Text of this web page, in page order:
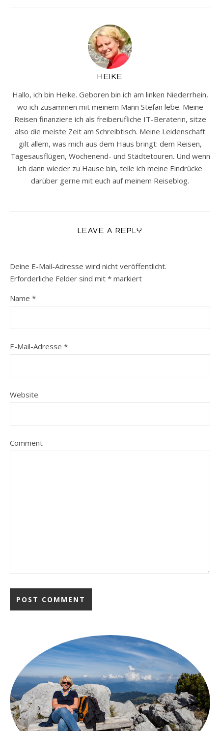
HEIKE
Hallo, ich bin Heike. Geboren bin ich am linken Niederrhein,
wo ich zusammen mit meinem Mann Stefan lebe. Meine
Reisen finanziere ich als freiberufliche IT-Beraterin, sitze
also die meiste Zeit am Schreibtisch. Meine Leidenschaft
gilt allem, was mich aus dem Haus bringt: dem Reisen,
Tagesausflügen, Wochenend- und Städtetouren. Und wenn
ich dann wieder zu Hause bin, teile ich meine Eindrücke
darüber gerne mit euch auf meinem Reiseblog.
LEAVE A REPLY
Deine E-Mail-Adresse wird nicht veröffentlicht.
Erforderliche Felder sind mit * markiert
Name *
E-Mail-Adresse *
Website
Comment